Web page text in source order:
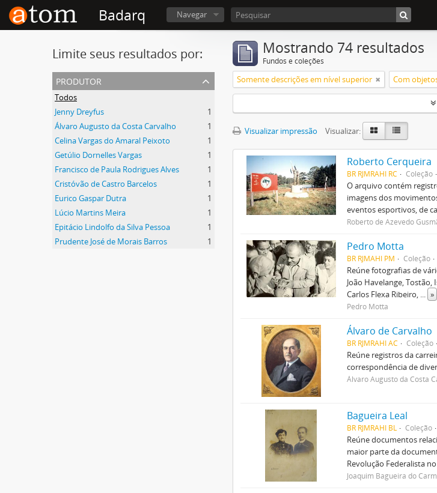
Badarq Navegar
Limite seus resultados por:
produtor
Todos
Jenny Dreyfus
1
Álvaro Augusto da Costa Carvalho
1
Celina Vargas do Amaral Peixoto
1
Getúlio Dornelles Vargas
1
Francisco de Paula Rodrigues Alves
1
Cristóvão de Castro Barcelos
1
Eurico Gaspar Dutra
1
Lúcio Martins Meira
1
Epitácio Lindolfo da Silva Pessoa
1
Prudente José de Morais Barros
1
Mostrando 74 resultados
Fundos e coleções
Somente descrições em nível superior Com
Visualizar impressão Visualizar:
Roberto Cerqueira
BR RJMRAHI RC Coleção
O arquivo contém
imagens dos
eventos esportivos, de
Roberto de Azevedo
Pedro Motta
BR RJMAHI PM Coleção
Reúne fotografias de
João Havelange,
Carlos Flexa Ribeiro, ... »
Pedro Motta
Álvaro de Carvalho
BR RJMRAHI AC Coleção
Reúne registros da
correspondência de
Álvaro Augusto da Costa
Bagueira Leal
BR RJMRAHI BL Coleção
Reúne documentos
maior parte da
Revolução Federalista
Joaquim Bagueira do